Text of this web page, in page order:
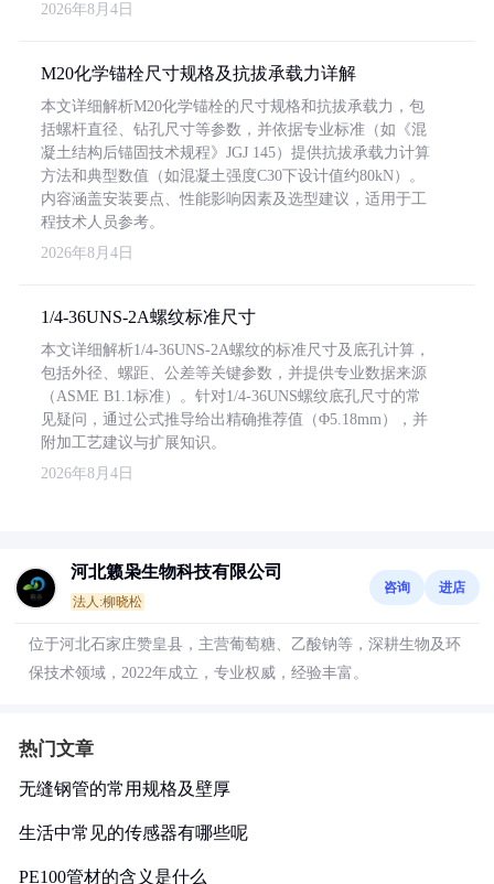
2026年8月4日
M20化学锚栓尺寸规格及抗拔承载力详解
本文详细解析M20化学锚栓的尺寸规格和抗拔承载力，包
括螺杆直径、钻孔尺寸等参数，并依据专业标准（如《混
凝土结构后锚固技术规程》JGJ 145）提供抗拔承载力计算
方法和典型数值（如混凝土强度C30下设计值约80kN）。
内容涵盖安装要点、性能影响因素及选型建议，适用于工
程技术人员参考。
2026年8月4日
1/4-36UNS-2A螺纹标准尺寸
本文详细解析1/4-36UNS-2A螺纹的标准尺寸及底孔计算，
包括外径、螺距、公差等关键参数，并提供专业数据来源
（ASME B1.1标准）。针对1/4-36UNS螺纹底孔尺寸的常
见疑问，通过公式推导给出精确推荐值（Φ5.18mm），并
附加工艺建议与扩展知识。
2026年8月4日
河北籁枭生物科技有限公司
法人:柳晓松
咨询 进店
位于河北石家庄赞皇县，主营葡萄糖、乙酸钠等，深耕生物及环
保技术领域，2022年成立，专业权威，经验丰富。
热门文章
无缝钢管的常用规格及壁厚
生活中常见的传感器有哪些呢
PE100管材的含义是什么